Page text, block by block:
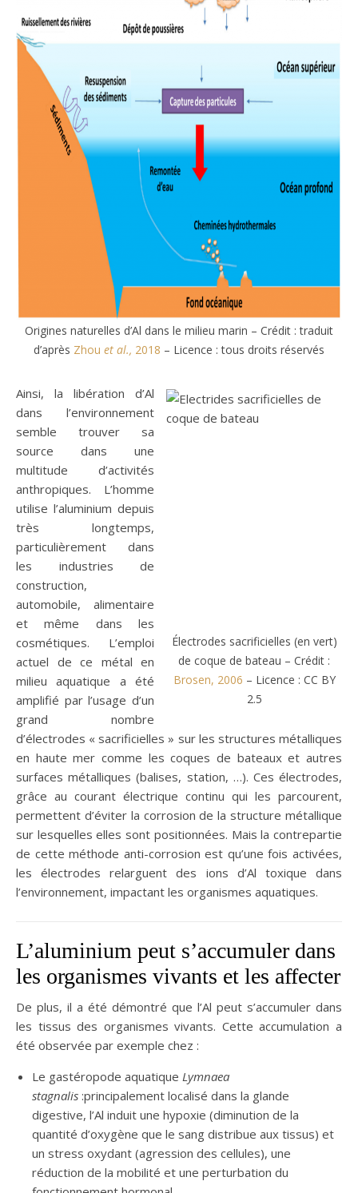
Origines naturelles d’Al dans le milieu marin – Crédit : traduit
d’après Zhou et al., 2018 – Licence : tous droits réservés
Électrodes sacrificielles (en vert)
de coque de bateau – Crédit :
Brosen, 2006 – Licence : CC BY
2.5
Ainsi, la libération d’Al
dans l’environnement
semble trouver sa
source dans une
multitude d’activités
anthropiques. L’homme
utilise l’aluminium depuis
très longtemps,
particulièrement dans
les industries de
construction,
automobile, alimentaire
et même dans les
cosmétiques. L’emploi
actuel de ce métal en
milieu aquatique a été
amplifié par l’usage d’un
grand nombre
d’électrodes « sacrificielles » sur les structures métalliques
en haute mer comme les coques de bateaux et autres
surfaces métalliques (balises, station, …). Ces électrodes,
grâce au courant électrique continu qui les parcourent,
permettent d’éviter la corrosion de la structure métallique
sur lesquelles elles sont positionnées. Mais la contrepartie
de cette méthode anti-corrosion est qu’une fois activées,
les électrodes relarguent des ions d’Al toxique dans
l’environnement, impactant les organismes aquatiques.
L’aluminium peut s’accumuler dans
les organismes vivants et les affecter
De plus, il a été démontré que l’Al peut s’accumuler dans
les tissus des organismes vivants. Cette accumulation a
été observée par exemple chez :
Le gastéropode aquatique Lymnaea
stagnalis :principalement localisé dans la glande
digestive, l’Al induit une hypoxie (diminution de la
quantité d’oxygène que le sang distribue aux tissus) et
un stress oxydant (agression des cellules), une
réduction de la mobilité et une perturbation du